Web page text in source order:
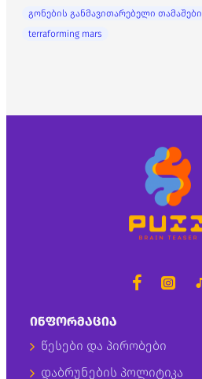
გონების განმავითარებელი თამაშები
terraforming mars
ᲘᲜᲤᲝᲠᲛᲐᲪᲘᲐ
წესები და პირობები
დაბრუნების პოლიტიკა